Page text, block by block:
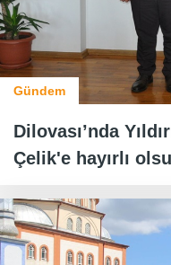
Gündem
Dilovası’nda
Çelik'e hayırlı